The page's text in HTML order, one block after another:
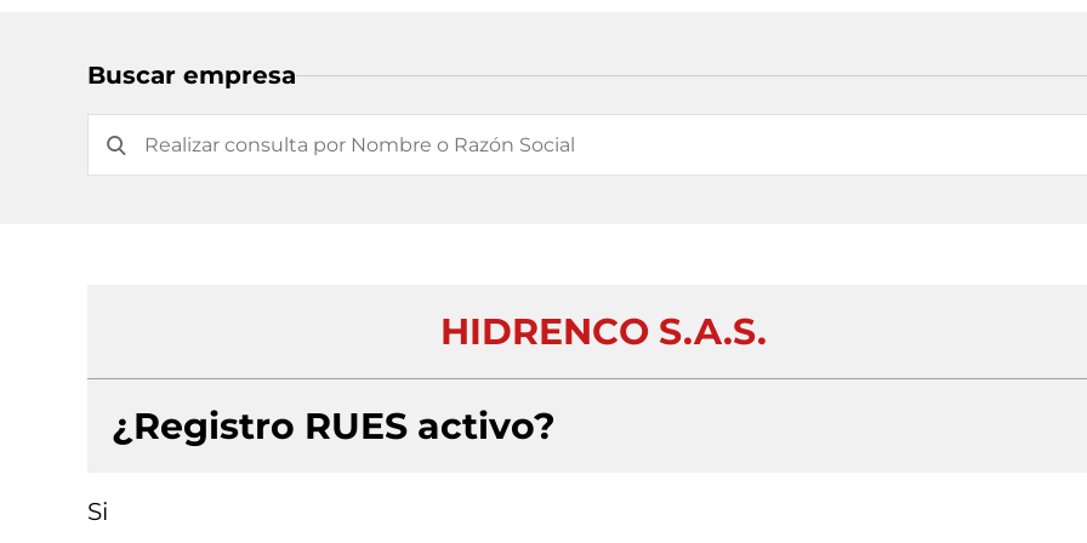
Buscar empresa
HIDRENCO S.A.S.
¿Registro RUES activo?
Si